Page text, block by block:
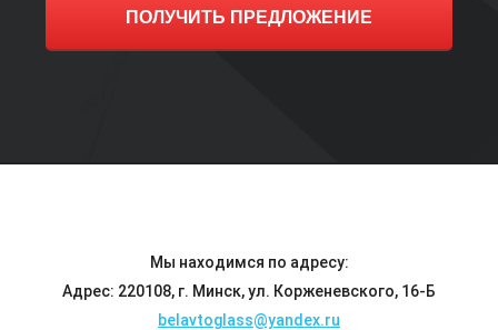
ПОЛУЧИТЬ ПРЕДЛОЖЕНИЕ
Мы находимся по адресу:
Адрес: 220108, г. Минск, ул. Корженевского, 16-Б
belavtoglass@yandex.ru